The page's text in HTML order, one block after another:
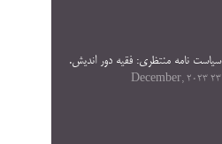
سیاست نامه منتظری: فقیه دور اندیش.
23 December, 2023